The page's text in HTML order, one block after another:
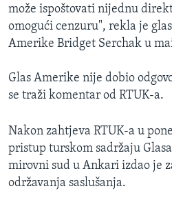
može ispoštovati nijednu
omogući cenzuru", rekla je
Amerike Bridget Serchak u
Glas Amerike nije dobio
se traži komentar od RTUK-a.
Nakon zahtjeva RTUK-a u
pristup turskom sadržaju
mirovni sud u Ankari izdao je
održavanja saslušanja.